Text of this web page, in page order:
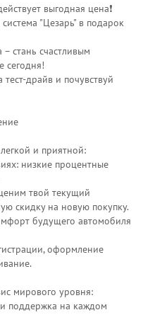
выгодная цена❗️
"Цезарь" в подарок
стань счастливым
сегодня!
драйв и почувствуй
и приятной:
низкие процентные
твой текущий
скидку на новую покупку.
будущего автомобиля
оформление
мирового уровня:
поддержка на каждом